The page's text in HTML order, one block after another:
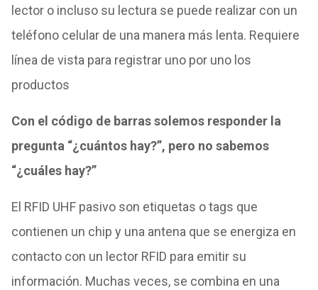
lector o incluso su lectura se puede realizar con un
teléfono celular de una manera más lenta. Requiere
línea de vista para registrar uno por uno los
productos
Con el código de barras solemos responder la
pregunta “¿cuántos hay?”, pero no sabemos
“¿cuáles hay?”
El RFID UHF pasivo son etiquetas o tags que
contienen un chip y una antena que se energiza en
contacto con un lector RFID para emitir su
información. Muchas veces, se combina en una